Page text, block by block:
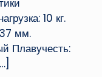
10 кг.
мм.
Плавучесть: